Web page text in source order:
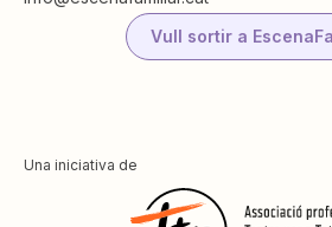
Vull sortir a
Una iniciativa de